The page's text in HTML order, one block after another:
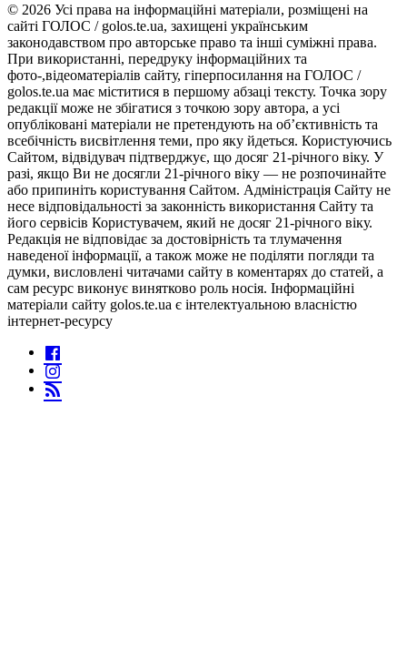
© 2026 Усі права на інформаційні матеріали, розміщені на
сайті ГОЛОС / golos.te.ua, захищені українським
законодавством про авторське право та інші суміжні права.
При використанні, передруку інформаційних та
фото-,відеоматеріалів сайту, гіперпосилання на ГОЛОС /
golos.te.ua має міститися в першому абзаці тексту. Точка зору
редакції може не збігатися з точкою зору автора, а усі
опубліковані матеріали не претендують на об’єктивність та
всебічність висвітлення теми, про яку йдеться. Користуючись
Сайтом, відвідувач підтверджує, що досяг 21-річного віку. У
разі, якщо Ви не досягли 21-річного віку — не розпочинайте
або припиніть користування Сайтом. Адміністрація Сайту не
несе відповідальності за законність використання Сайту та
його сервісів Користувачем, який не досяг 21-річного віку.
Редакція не відповідає за достовірність та тлумачення
наведеної інформації, а також може не поділяти погляди та
думки, висловлені читачами сайту в коментарях до статей, а
сам ресурс виконує винятково роль носія. Інформаційні
матеріали сайту golos.te.ua є інтелектуальною власністю
інтернет-ресурсу